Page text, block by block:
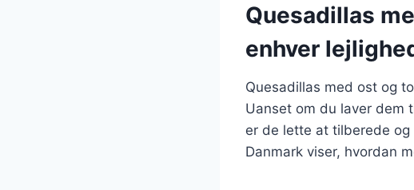
Quesadillas
enhver
Quesadillas med ost og
Uanset om du laver dem
er de lette at tilberede og
Danmark viser, hvordan